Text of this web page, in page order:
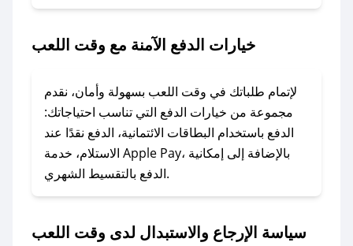
2. الصقه في خانة الدفع عند التسوق من وقت
لا تقلق! يمكنك التواصل مع فريق دعم صحصح عبر
الرسائل الخاصة على تويتر أو البريد الإلكتروني،
وسنقوم بحل المشكلة في أسرع وقت ممكن.
### ماذا أفعل إذا لم أجد كود خصم لمتجري
المفضل؟
مراسلتنا مباشرة وسنعمل على توفير الكوبونات في
خيارات الدفع الآمنة مع وقت اللعب
لإتمام طلباتك في وقت اللعب بسهولة وأمان، نقدم
مجموعة من خيارات الدفع التي تناسب احتياجاتك:
الدفع باستخدام البطاقات الائتمانية، الدفع نقدًا عند
الاستلام، خدمة Apple Pay، بالإضافة إلى إمكانية
الدفع بالتقسيط الشهري.
سياسة الإرجاع والاستبدال لدى وقت اللعب